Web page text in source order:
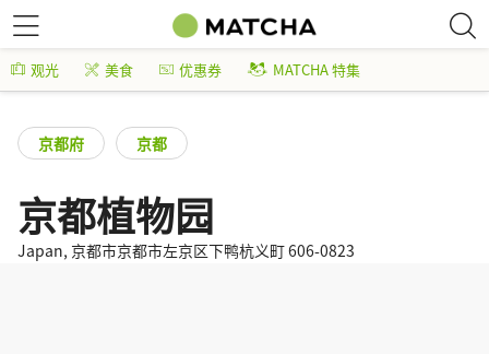
观光 美食 优惠券 MATCHA 特集
京都府 京都
京都植物园
Japan, 京都市京都市左京区下鸭杭义町 606-0823